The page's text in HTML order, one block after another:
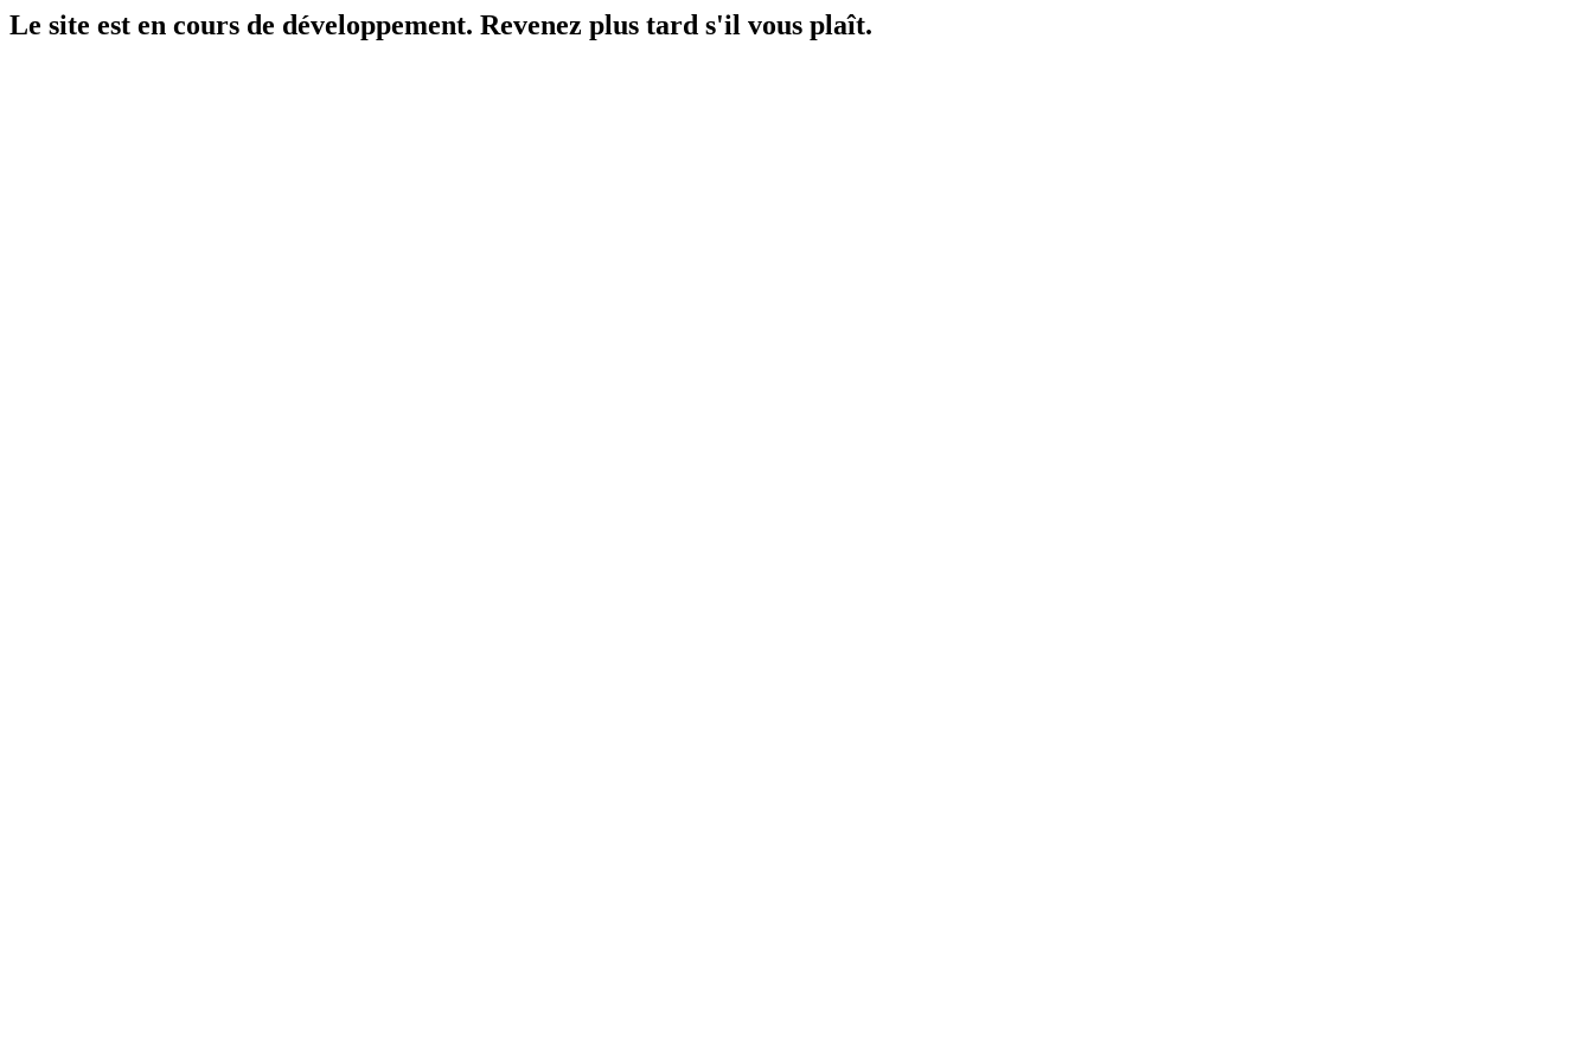
Le site est en cours de développement. Revenez plus tard s'il vous plaît.